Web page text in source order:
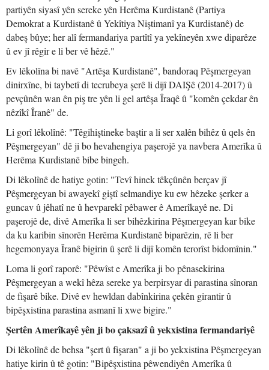
partiyên siyasî yên sereke yên Herêma Kurdistanê (Partiya
Demokrat a Kurdistanê û Yekîtiya Niştimanî ya Kurdistanê) de
dabeş bûye; her alî fermandariya partîtî ya yekîneyên xwe diparêze
û ev jî rêgir e li ber vê hêzê."
Ev lêkolîna bi navê "Artêşa Kurdistanê", bandoraq Pêşmergeyan
dinirxîne, bi taybetî di tecrubeya şerê li dijî DAIŞê (2014-2017) û
pevçûnên wan ên piş tre yên li gel artêşa Îraqê û "komên çekdar ên
nêzîkî Îranê" de.
Li gorî lêkolînê: "Têgihiştineke baştir a li ser xalên bihêz û qels ên
Pêşmergeyan" dê ji bo hevahengiya paşerojê ya navbera Amerîka û
Herêma Kurdistanê bibe bingeh.
Di lêkolînê de hatiye gotin: "Tevî hinek têkçûnên berçav jî
Pêşmergeyan bi awayekî giştî selmandiye ku ew hêzeke şerker a
guncav û jêhatî ne û hevparekî pêbawer ê Amerîkayê ne. Di
paşerojê de, divê Amerîka li ser bihêzkirina Pêşmergeyan kar bike
da ku karibin sînorên Herêma Kurdistanê biparêzin, rê li ber
hegemonyaya Îranê bigirin û şerê li dijî komên terorîst bidomînin."
Loma li gorî raporê: "Pêwîst e Amerîka ji bo pênasekirina
Pêşmergeyan a wekî hêza sereke ya berpirsyar di parastina sînoran
de fişarê bike. Divê ev hewldan dabînkirina çekên girantir û
bipêşxistina parastina asmanî li xwe bigire."
Şertên Amerîkayê yên ji bo çaksazî û yekxistina fermandariyê
Di lêkolînê de behsa "şert û fişaran" a ji bo yekxistina Pêşmergeyan
hatiye kirin û tê gotin: "Bipêşxistina pêwendiyên Amerîka û